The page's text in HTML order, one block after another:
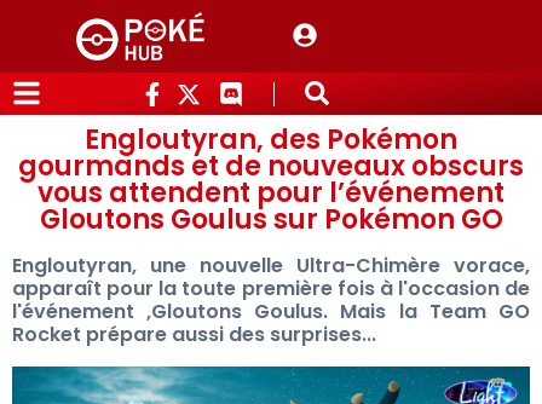
Engloutyran, des Pokémon
gourmands et de nouveaux obscurs
vous attendent pour l’événement
Gloutons Goulus sur Pokémon GO
Engloutyran, une nouvelle Ultra-Chimère vorace,
apparaît pour la toute première fois à l'occasion de
l'événement ,Gloutons Goulus. Mais la Team GO
Rocket prépare aussi des surprises...